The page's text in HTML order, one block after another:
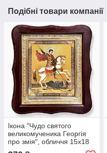
Подібні товари компанії
Ікона "Чудо святого
великомученика Георгія
про змія", обличчя 15х18
см, в темному